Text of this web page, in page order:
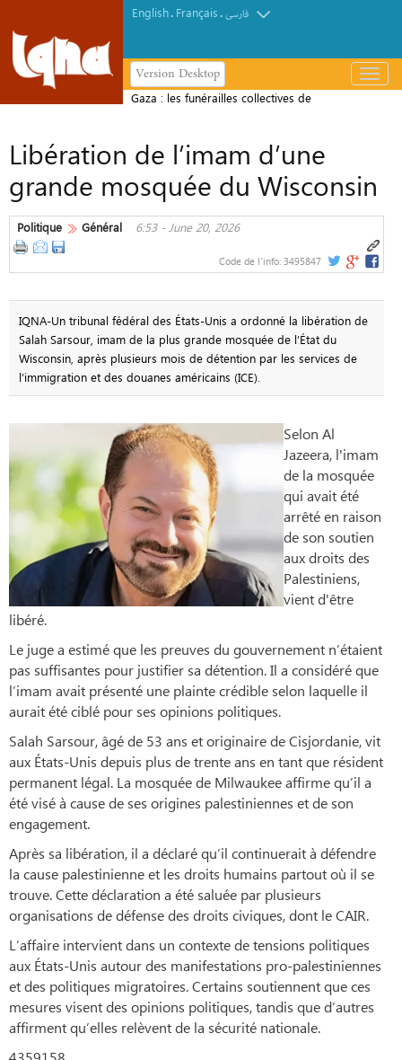
English. Français.فارسی
Version Desktop
باز
و
Gaza : les funérailles collectives de
population
Libération de l’imam d’une
grande mosquée du Wisconsin
Politique Général 6:53 - June 20, 2026
Code de l'info: 3495847
IQNA-Un tribunal fédéral des États-Unis a ordonné la libération de
Salah Sarsour, imam de la plus grande mosquée de l’État du
Wisconsin, après plusieurs mois de détention par les services de
l’immigration et des douanes américains (ICE).
Selon Al
Jazeera, l'imam
de la mosquée
qui avait été
arrêté en raison
de son soutien
aux droits des
Palestiniens,
vient d'être
libéré.
Le juge a estimé que les preuves du gouvernement n’étaient
pas suffisantes pour justifier sa détention. Il a considéré que
l’imam avait présenté une plainte crédible selon laquelle il
aurait été ciblé pour ses opinions politiques.
Salah Sarsour, âgé de 53 ans et originaire de Cisjordanie, vit
aux États-Unis depuis plus de trente ans en tant que résident
permanent légal. La mosquée de Milwaukee affirme qu’il a
été visé à cause de ses origines palestiniennes et de son
engagement.
Après sa libération, il a déclaré qu’il continuerait à défendre
la cause palestinienne et les droits humains partout où il se
trouve. Cette déclaration a été saluée par plusieurs
organisations de défense des droits civiques, dont le CAIR.
L’affaire intervient dans un contexte de tensions politiques
aux États-Unis autour des manifestations pro-palestiniennes
et des politiques migratoires. Certains soutiennent que ces
mesures visent des opinions politiques, tandis que d’autres
affirment qu’elles relèvent de la sécurité nationale.